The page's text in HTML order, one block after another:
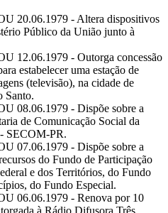
20.06.1979 - Altera dispositivos
Público da União junto à
12.06.1979 - Outorga concessão
estabelecer uma estação de
(televisão), na cidade de
Santo.
08.06.1979 - Dispõe sobre a
de Comunicação Social da
SECOM-PR.
07.06.1979 - Dispõe sobre a
do Fundo de Participação
e dos Territórios, do Fundo
do Fundo Especial.
06.06.1979 - Renova por 10
à Rádio Difusora Três